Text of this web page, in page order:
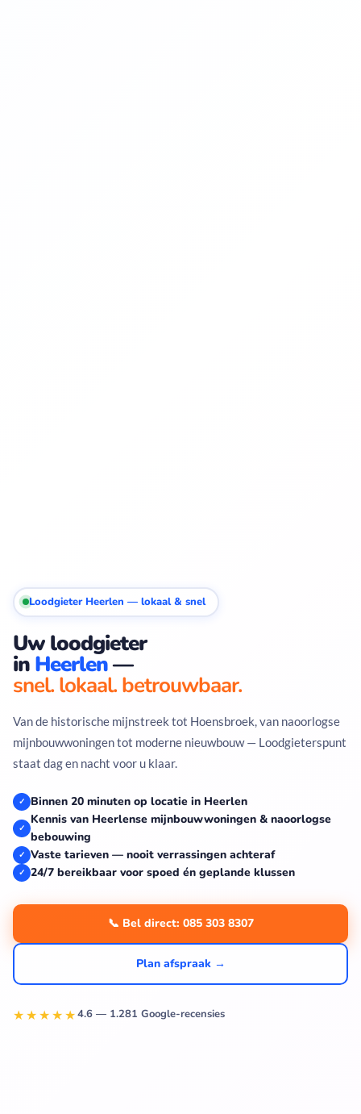
Loodgieter Heerlen — lokaal & snel
Uw loodgieter
in Heerlen—
snel. lokaal. betrouwbaar.
Van de historische mijnstreek tot Hoensbroek, van naoorlogse
mijnbouwwoningen tot moderne nieuwbouw — Loodgieterspunt
staat dag en nacht voor u klaar.
✓ Binnen 20 minuten op locatie in Heerlen
✓
Kennis van Heerlense mijnbouwwoningen & naoorlogse
bebouwing
✓ Vaste tarieven — nooit verrassingen achteraf
✓ 24/7 bereikbaar voor spoed én geplande klussen
📞 Bel direct: 085 303 8307
Plan afspraak →
★★★★★4.6 — 1.281 Google-recensies